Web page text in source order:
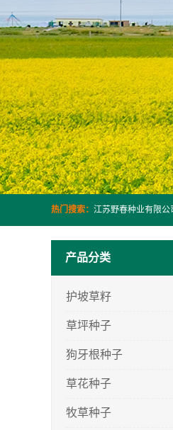
热门搜索：
产品分类
护坡草籽
草坪种子
狗牙根种子
草花种子
牧草种子